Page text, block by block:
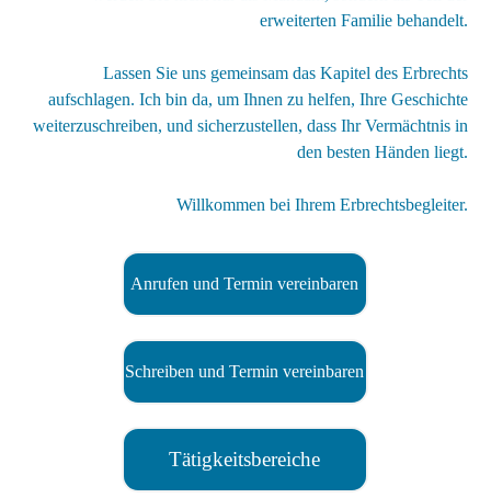
erweiterten Familie behandelt.
Lassen Sie uns gemeinsam das Kapitel des Erbrechts
aufschlagen. Ich bin da, um Ihnen zu helfen, Ihre Geschichte
weiterzuschreiben, und sicherzustellen, dass Ihr Vermächtnis in
den besten Händen liegt.
Willkommen bei Ihrem Erbrechtsbegleiter.
Anrufen und Termin vereinbaren
Schreiben und Termin vereinbaren
Tätigkeitsbereiche